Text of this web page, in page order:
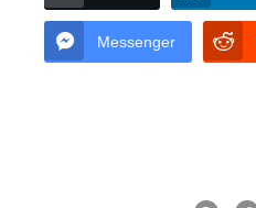
Messenger